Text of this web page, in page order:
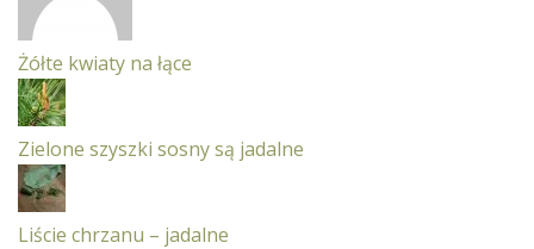
Żółte kwiaty na łące
Zielone szyszki sosny są jadalne
Liście chrzanu – jadalne